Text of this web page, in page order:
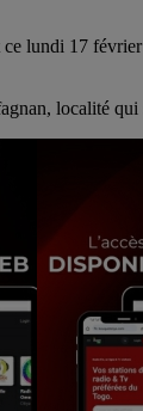
lundi 17
localité